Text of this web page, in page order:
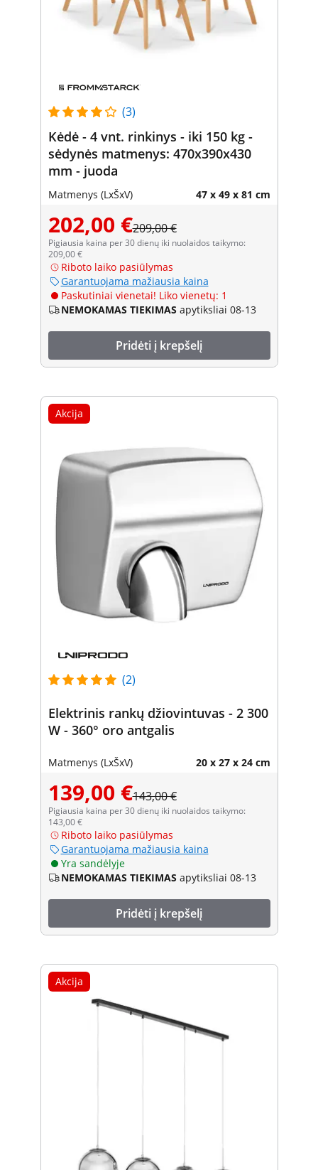
(3)
Kėdė - 4 vnt. rinkinys - iki 150 kg -
sėdynės matmenys: 470x390x430
mm - juoda
Matmenys (LxŠxV) 47 x 49 x 81 cm
202,00 €209,00 €
Pigiausia kaina per 30 dienų iki nuolaidos taikymo:
209,00 €
Riboto laiko pasiūlymas
Garantuojama mažiausia kaina
Paskutiniai vienetai! Liko vienetų: 1
NEMOKAMAS TIEKIMAS apytiksliai 08-13
Pridėti į krepšelį
Akcija
(2)
Elektrinis rankų džiovintuvas - 2 300
W - 360° oro antgalis
Matmenys (LxŠxV) 20 x 27 x 24 cm
139,00 €143,00 €
Pigiausia kaina per 30 dienų iki nuolaidos taikymo:
143,00 €
Riboto laiko pasiūlymas
Garantuojama mažiausia kaina
Yra sandėlyje
NEMOKAMAS TIEKIMAS apytiksliai 08-13
Pridėti į krepšelį
Akcija